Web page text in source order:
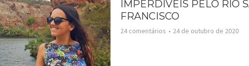
IMPERDÍVEIS PELO RIO
FRANCISCO
24 comentários 24 de outubro de 2020